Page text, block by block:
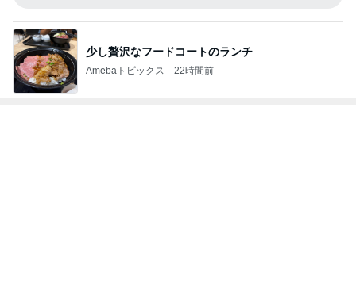
少し贅沢なフードコートのランチ
Amebaトピックス 22時間前